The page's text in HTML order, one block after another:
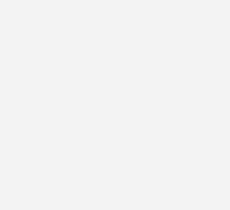
Sabel abschließend. Quelle: